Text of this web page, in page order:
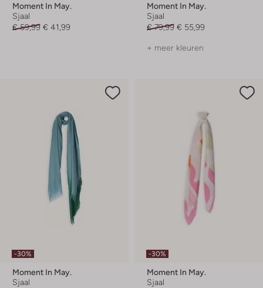
Moment In May.
Sjaal
€ 59,99 € 41,99
Moment In May.
Sjaal
€ 79,99 € 55,99
+ meer kleuren
-30%
Moment In May.
Sjaal
-30%
Moment In May.
Sjaal